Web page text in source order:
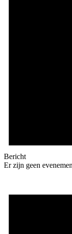
Bericht
Er zijn geen